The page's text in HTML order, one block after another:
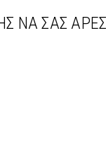
ΝΑ ΣΑΣ